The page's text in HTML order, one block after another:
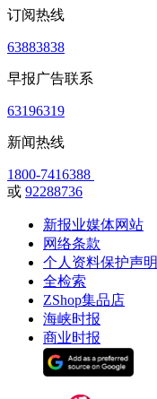
订阅热线
63883838
早报广告联系
63196319
新闻热线
1800-7416388
或 92288736
新报业媒体网站
网络条款
个人资料保护声明
全检索
ZShop集品店
海峡时报
商业时报